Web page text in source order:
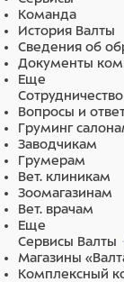
Команда
История Валты
Сведения об
Документы
Еще
Сотрудничество
Вопросы и
Груминг
Заводчикам
Грумерам
Вет. клиникам
Зоомагазинам
Вет. врачам
Еще
Сервисы Валты
Магазины
Комплексный